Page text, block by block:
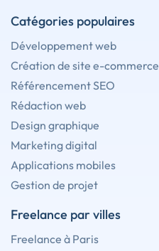
Catégories populaires
Développement web
Création de site e-commerce
Référencement SEO
Rédaction web
Design graphique
Marketing digital
Applications mobiles
Gestion de projet
Freelance par villes
Freelance à Paris